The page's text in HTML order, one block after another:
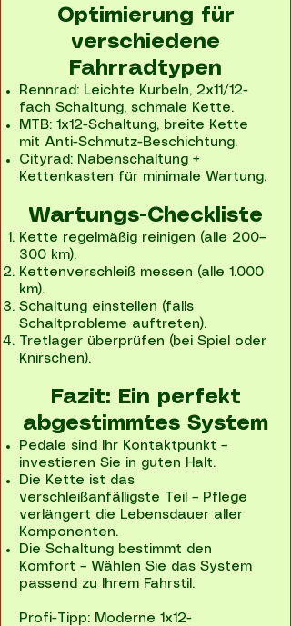
Optimierung für
verschiedene
Fahrradtypen​
Rennrad: Leichte Kurbeln, 2x11/12-
fach Schaltung, schmale Kette.
MTB: 1x12-Schaltung, breite Kette
mit Anti-Schmutz-Beschichtung.
Cityrad: Nabenschaltung +
Kettenkasten für minimale Wartung.
Wartungs-Checkliste​
Kette regelmäßig reinigen (alle 200–
300 km).
Kettenverschleiß messen (alle 1.000
km).
Schaltung einstellen (falls
Schaltprobleme auftreten).
Tretlager überprüfen (bei Spiel oder
Knirschen).
Fazit: Ein perfekt
abgestimmtes System​
Pedale sind Ihr Kontaktpunkt –
investieren Sie in guten Halt.
Die Kette ist das
verschleißanfälligste Teil – Pflege
verlängert die Lebensdauer aller
Komponenten.
Die Schaltung bestimmt den
Komfort – Wählen Sie das System
passend zu Ihrem Fahrstil.
Profi-Tipp: Moderne 1x12-